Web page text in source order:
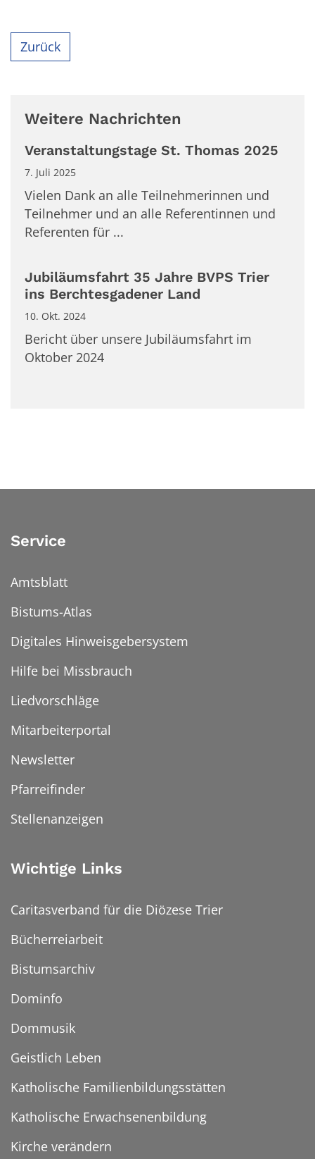
Zurück
Weitere Nachrichten
Veranstaltungstage St. Thomas 2025
7. Juli 2025
Vielen Dank an alle Teilnehmerinnen und
Teilnehmer und an alle Referentinnen und
Referenten für ...
Jubiläumsfahrt 35 Jahre BVPS Trier
ins Berchtesgadener Land
10. Okt. 2024
Bericht über unsere Jubiläumsfahrt im
Oktober 2024
Service
Amtsblatt
Bistums-Atlas
Digitales Hinweisgebersystem
Hilfe bei Missbrauch
Liedvorschläge
Mitarbeiterportal
Newsletter
Pfarreifinder
Stellenanzeigen
Wichtige Links
Caritasverband für die Diözese Trier
Bücherreiarbeit
Bistumsarchiv
Dominfo
Dommusik
Geistlich Leben
Katholische Familienbildungsstätten
Katholische Erwachsenenbildung
Kirche verändern